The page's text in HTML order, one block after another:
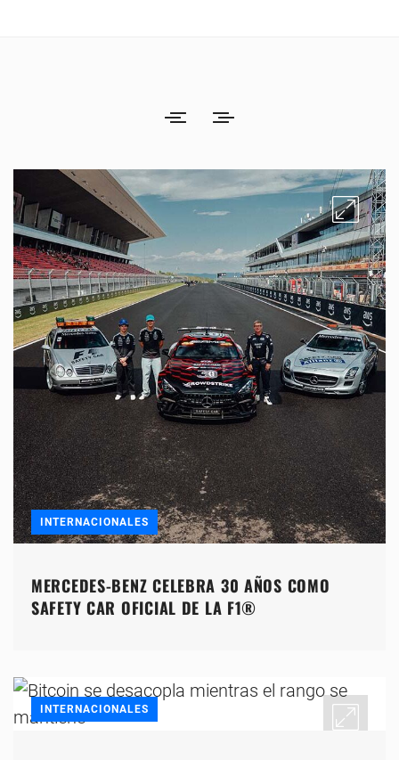
INTERNACIONALES
MERCEDES-BENZ CELEBRA 30 AÑOS COMO
SAFETY CAR OFICIAL DE LA F1®
INTERNACIONALES